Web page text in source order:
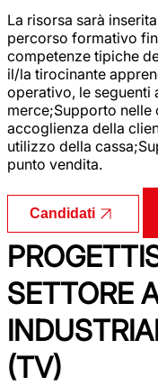
La risorsa sarà
percorso formativo
competenze tipiche
il/la tirocinante
operativo, le seguenti
merce;Supporto nelle
accoglienza della
utilizzo della
punto vendita.
Candidati
SETTORE
(TV)